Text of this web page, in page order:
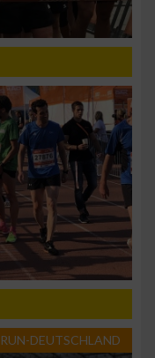
RUN-DEUTSCHLAND